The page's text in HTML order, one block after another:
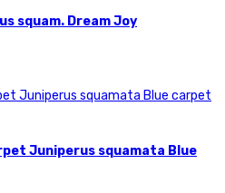
squam. Dream Joy
Juniperus squamata Blue